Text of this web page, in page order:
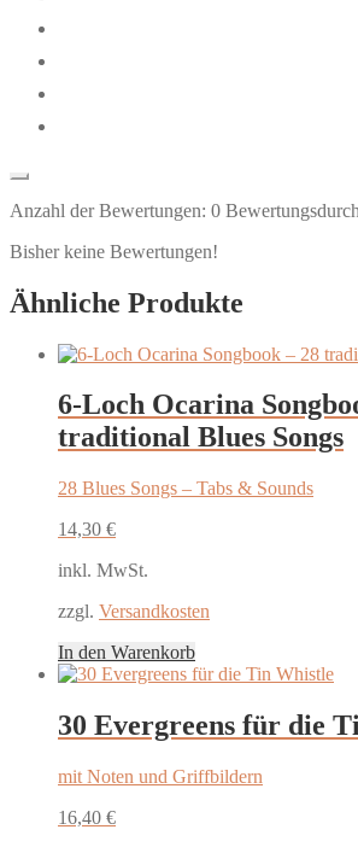
Anzahl der Bewertungen: 0
Bisher keine Bewertungen!
Ähnliche Produkte
6-Loch Ocarina
traditional Blues Songs
28 Blues Songs – Tabs & Sounds
14,30 €
inkl. MwSt.
zzgl. Versandkosten
In den Warenkorb
30 Evergreens für die
mit Noten und Griffbildern
16,40 €